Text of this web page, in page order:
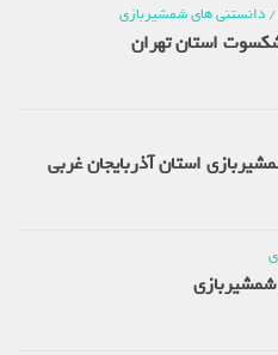
های شمشیربازی
استان تهران
استان آذربایجان غربی